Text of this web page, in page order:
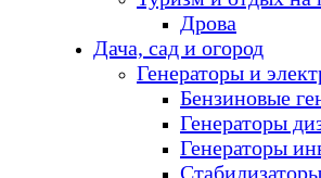
Дрова
Дача, сад и огород
Генераторы и
Бензиновые
Генераторы
Генераторы
Стабилизаторы